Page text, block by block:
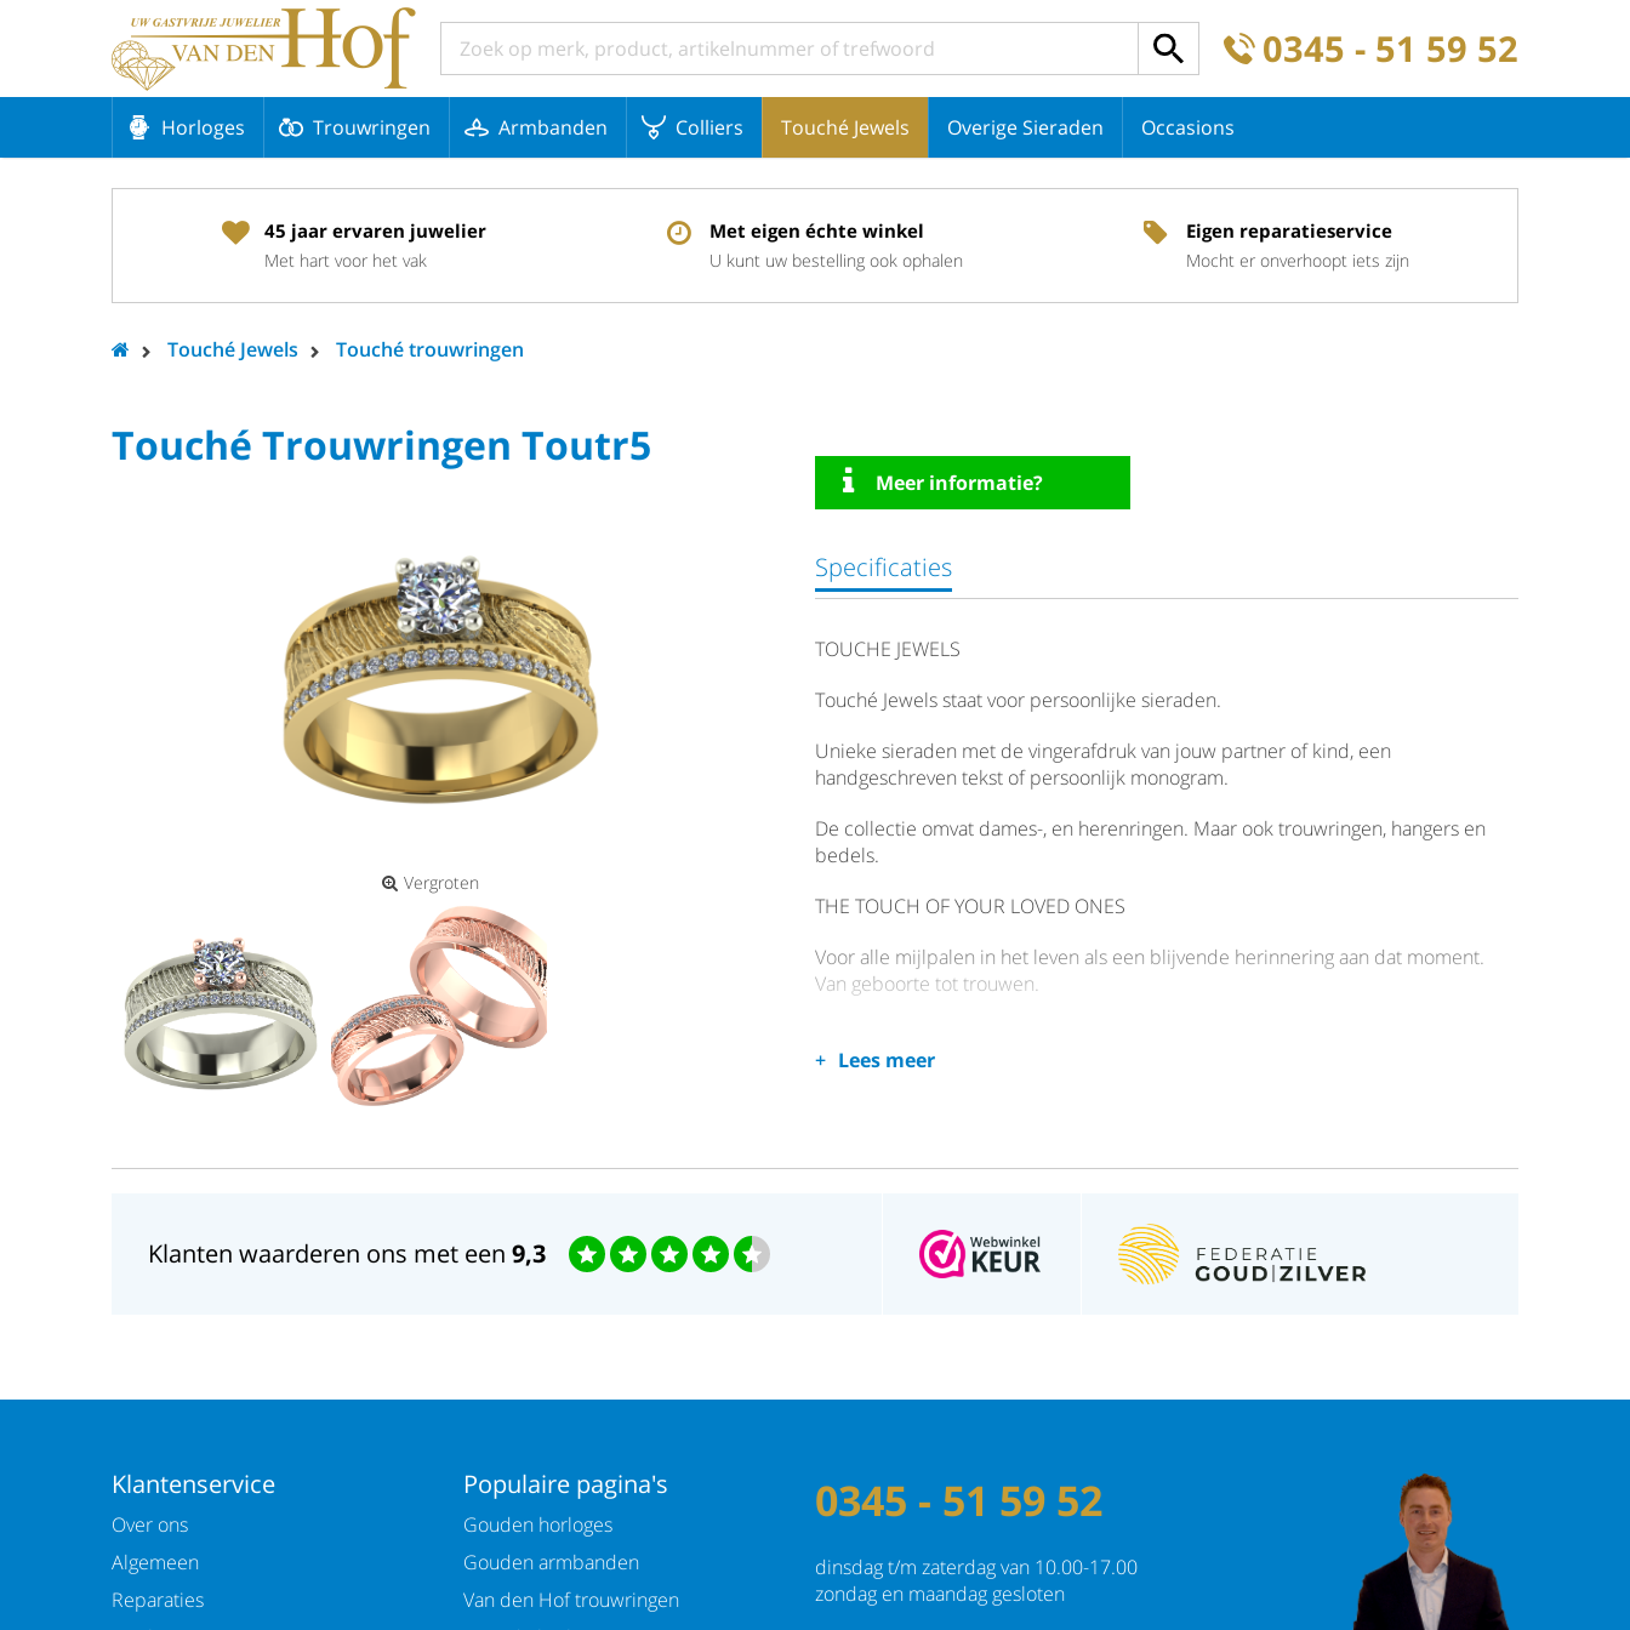
0345 - 51 59 52
Horloges Trouwringen Armbanden Colliers Touché Jewels Overige Sieraden Occasions
45 jaar ervaren juwelier
Met hart voor het vak
Met eigen échte winkel
U kunt uw bestelling ook ophalen
Eigen reparatieservice
Mocht er onverhoopt iets zijn
Touché Jewels Touché trouwringen
Touché Trouwringen Toutr5
Vergroten
Meer informatie?
Specificaties
TOUCHE JEWELS
Touché Jewels staat voor persoonlijke sieraden.
Unieke sieraden met de vingerafdruk van jouw partner of kind, een
handgeschreven tekst of persoonlijk monogram.
De collectie omvat dames-, en herenringen. Maar ook trouwringen, hangers en
bedels.
THE TOUCH OF YOUR LOVED ONES
Voor alle mijlpalen in het leven als een blijvende herinnering aan dat moment.
Van geboorte tot trouwen.
Lees meer
Klanten waarderen ons met een 9,3
Klantenservice
Over ons
Algemeen
Reparaties
Populaire pagina's
Gouden horloges
Gouden armbanden
Van den Hof trouwringen
0345 - 51 59 52
dinsdag t/m zaterdag van 10.00-17.00
zondag en maandag gesloten